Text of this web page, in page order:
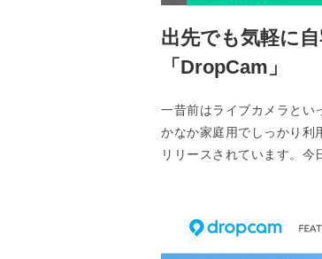
出先でも気軽に
「DropCam」
一昔前はライブカメラとい
かなか家庭用でしっかり利
リリースされています。今